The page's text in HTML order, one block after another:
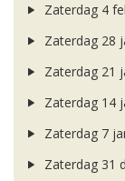
Zaterdag 4
Zaterdag 28
Zaterdag 21
Zaterdag 14
Zaterdag 7
Zaterdag 31